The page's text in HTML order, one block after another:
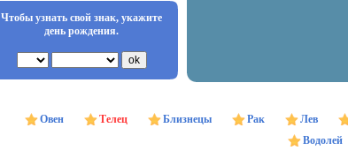
Чтобы узнать свой знак, укажите
день рождения.
Овен Телец Близнецы Рак Лев
Водолей